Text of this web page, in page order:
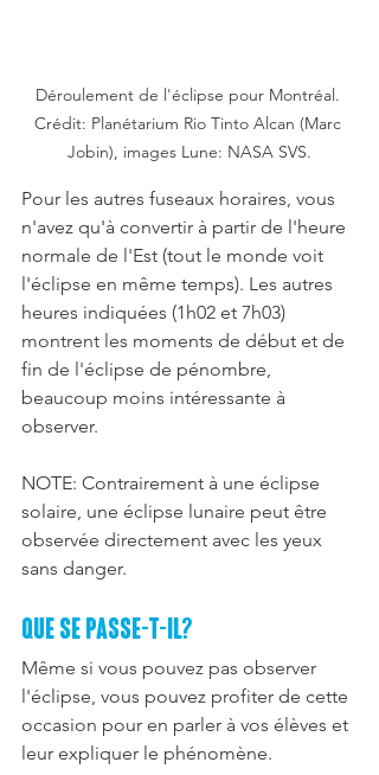
Déroulement de l'éclipse pour Montréal.
Crédit: Planétarium Rio Tinto Alcan (Marc
Jobin), images Lune: NASA SVS.
Pour les autres fuseaux horaires, vous
n'avez qu'à convertir à partir de l'heure
normale de l'Est (tout le monde voit
l'éclipse en même temps). Les autres
heures indiquées (1h02 et 7h03)
montrent les moments de début et de
fin de l'éclipse de pénombre,
beaucoup moins intéressante à
observer.
NOTE: Contrairement à une éclipse
solaire, une éclipse lunaire peut être
observée directement avec les yeux
sans danger.
Que se passe-t-il?
Même si vous pouvez pas observer
l'éclipse, vous pouvez profiter de cette
occasion pour en parler à vos élèves et
leur expliquer le phénomène.